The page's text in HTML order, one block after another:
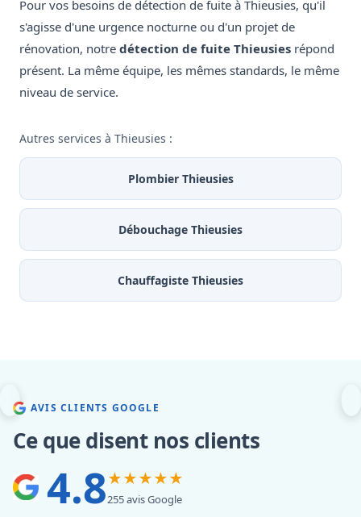
Pour vos besoins de détection de fuite à Thieusies, qu'il
s'agisse d'une urgence nocturne ou d'un projet de
rénovation, notre détection de fuite Thieusies répond
présent. La même équipe, les mêmes standards, le même
niveau de service.
Autres services à Thieusies :
Plombier Thieusies
Débouchage Thieusies
Chauffagiste Thieusies
AVIS CLIENTS GOOGLE
Ce que disent nos clients
4.8★★★★★
255 avis Google